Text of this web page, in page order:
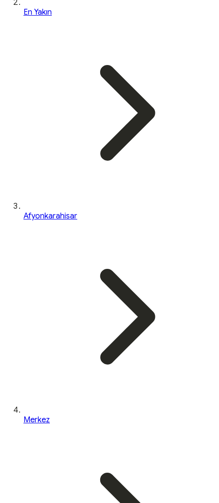
En Yakın
Afyonkarahisar
Merkez